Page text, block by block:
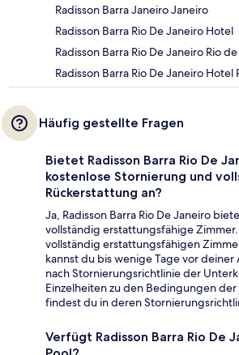
Radisson Barra Janeiro Janeiro
Radisson Barra Rio De Janeiro Hotel
Radisson Barra Rio De Janeiro Rio
Radisson Barra Rio De Janeiro Hotel
Häufig gestellte Fragen
Bietet Radisson Barra Rio De
kostenlose Stornierung und
Rückerstattung an?
Ja, Radisson Barra Rio De Janeiro
vollständig erstattungsfähige
vollständig erstattungsfähigen
kannst du bis wenige Tage vor deiner
nach Stornierungsrichtlinie der
Einzelheiten zu den Bedingungen
findest du in deren
Verfügt Radisson Barra Rio De